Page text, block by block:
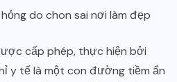
do chon sai nơi làm đẹp
cấp phép, thực hiện bởi
y tế là một con đường tiềm ẩn